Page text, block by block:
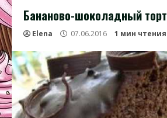
Бананово-шоколадный торт
Elena 07.06.2016 1 мин чтения